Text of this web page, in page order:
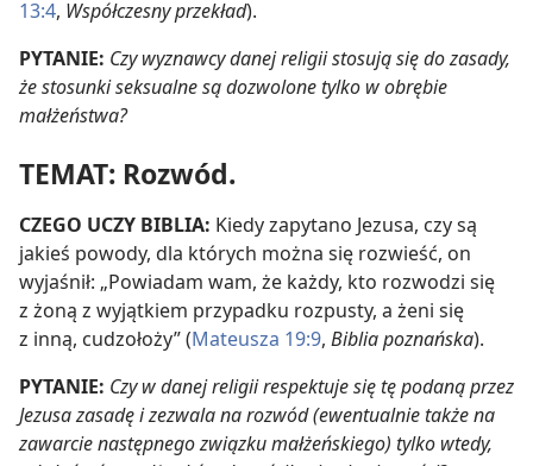
13:4, Współczesny przekład).
PYTANIE: Czy wyznawcy danej religii stosują się do zasady,
że stosunki seksualne są dozwolone tylko w obrębie
małżeństwa?
TEMAT: Rozwód.
CZEGO UCZY BIBLIA: Kiedy zapytano Jezusa, czy są
jakieś powody, dla których można się rozwieść, on
wyjaśnił: „Powiadam wam, że każdy, kto rozwodzi się
z żoną z wyjątkiem przypadku rozpusty, a żeni się
z inną, cudzołoży” (Mateusza 19:9, Biblia poznańska).
PYTANIE: Czy w danej religii respektuje się tę podaną przez
Jezusa zasadę i zezwala na rozwód (ewentualnie także na
zawarcie następnego związku małżeńskiego) tylko wtedy,